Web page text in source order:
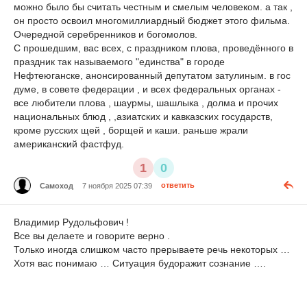
можно было бы считать честным и смелым человеком. а так ,
он просто освоил многомиллиардный бюджет этого фильма.
Очередной серебренников и богомолов.
С прошедшим, вас всех, с праздником плова, проведённого в
праздник так называемого "единства" в городе
Нефтеюганске, анонсированный депутатом затулиным. в гос
думе, в совете федерации , и всех федеральных органах -
все любители плова , шаурмы, шашлыка , долма и прочих
национальных блюд , ,азиатских и кавказских государств,
кроме русских щей , борщей и каши. раньше жрали
американский фастфуд.
1 0
Самоход 7 ноября 2025 07:39 ответить
Владимир Рудольфович !
Все вы делаете и говорите верно .
Только иногда слишком часто прерываете речь некоторых …
Хотя вас понимаю … Ситуация будоражит сознание ….